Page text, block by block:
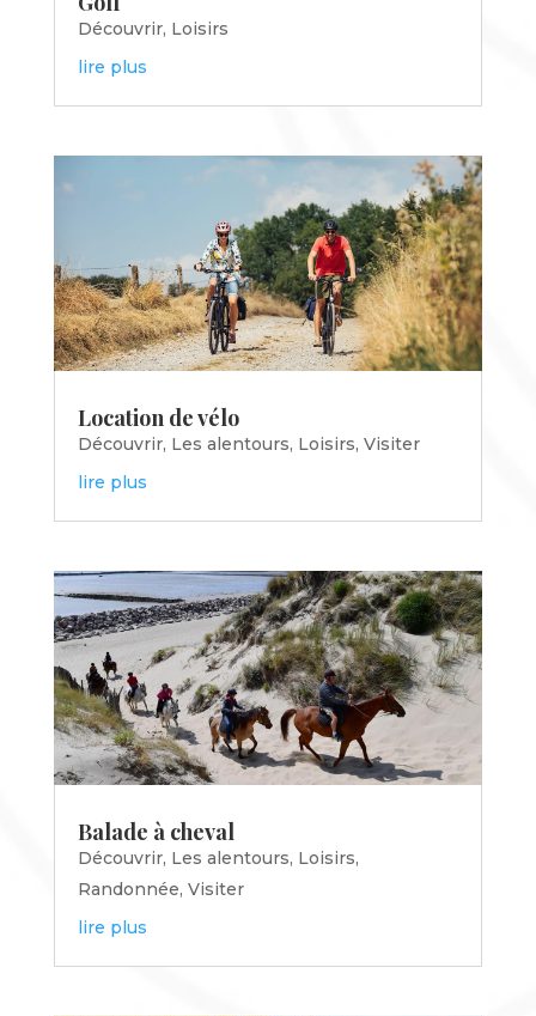
Découvrir, Loisirs
lire plus
Location de vélo
Découvrir, Les alentours, Loisirs, Visiter
lire plus
Balade à cheval
Découvrir, Les alentours, Loisirs,
Randonnée, Visiter
lire plus